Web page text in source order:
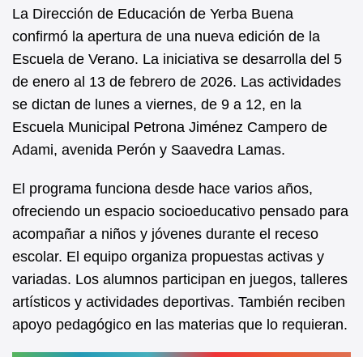
b
o
o
k
A
p
p
La Dirección de Educación de Yerba Buena
confirmó la apertura de una nueva edición de la
Escuela de Verano. La iniciativa se desarrolla del 5
de enero al 13 de febrero de 2026. Las actividades
se dictan de lunes a viernes, de 9 a 12, en la
Escuela Municipal Petrona Jiménez Campero de
Adami, avenida Perón y Saavedra Lamas.
El programa funciona desde hace varios años,
ofreciendo un espacio socioeducativo pensado para
acompañar a niños y jóvenes durante el receso
escolar. El equipo organiza propuestas activas y
variadas. Los alumnos participan en juegos, talleres
artísticos y actividades deportivas. También reciben
apoyo pedagógico en las materias que lo requieran.